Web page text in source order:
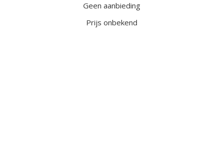
Geen aanbieding
Prijs onbekend